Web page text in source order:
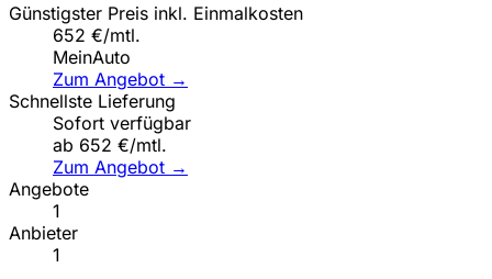
Günstigster Preis inkl. Einmalkosten
652 €/mtl.
MeinAuto
Zum Angebot →
Schnellste Lieferung
Sofort verfügbar
ab 652 €/mtl.
Zum Angebot →
Angebote
1
Anbieter
1